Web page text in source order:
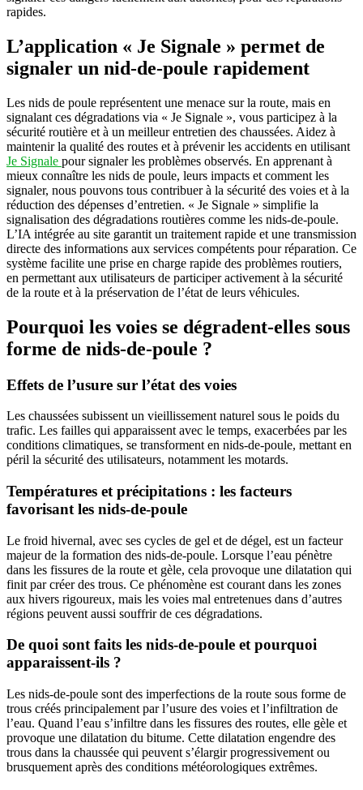
rapides.
L’application « Je Signale » permet de
signaler un nid-de-poule rapidement
Les nids de poule représentent une menace sur la route, mais en
signalant ces dégradations via « Je Signale », vous participez à la
sécurité routière et à un meilleur entretien des chaussées. Aidez à
maintenir la qualité des routes et à prévenir les accidents en utilisant
Je Signale pour signaler les problèmes observés. En apprenant à
mieux connaître les nids de poule, leurs impacts et comment les
signaler, nous pouvons tous contribuer à la sécurité des voies et à la
réduction des dépenses d’entretien. « Je Signale » simplifie la
signalisation des dégradations routières comme les nids-de-poule.
L’IA intégrée au site garantit un traitement rapide et une transmission
directe des informations aux services compétents pour réparation. Ce
système facilite une prise en charge rapide des problèmes routiers,
en permettant aux utilisateurs de participer activement à la sécurité
de la route et à la préservation de l’état de leurs véhicules.
Pourquoi les voies se dégradent-elles sous
forme de nids-de-poule ?
Effets de l’usure sur l’état des voies
Les chaussées subissent un vieillissement naturel sous le poids du
trafic. Les failles qui apparaissent avec le temps, exacerbées par les
conditions climatiques, se transforment en nids-de-poule, mettant en
péril la sécurité des utilisateurs, notamment les motards.
Températures et précipitations : les facteurs
favorisant les nids-de-poule
Le froid hivernal, avec ses cycles de gel et de dégel, est un facteur
majeur de la formation des nids-de-poule. Lorsque l’eau pénètre
dans les fissures de la route et gèle, cela provoque une dilatation qui
finit par créer des trous. Ce phénomène est courant dans les zones
aux hivers rigoureux, mais les voies mal entretenues dans d’autres
régions peuvent aussi souffrir de ces dégradations.
De quoi sont faits les nids-de-poule et pourquoi
apparaissent-ils ?
Les nids-de-poule sont des imperfections de la route sous forme de
trous créés principalement par l’usure des voies et l’infiltration de
l’eau. Quand l’eau s’infiltre dans les fissures des routes, elle gèle et
provoque une dilatation du bitume. Cette dilatation engendre des
trous dans la chaussée qui peuvent s’élargir progressivement ou
brusquement après des conditions météorologiques extrêmes.